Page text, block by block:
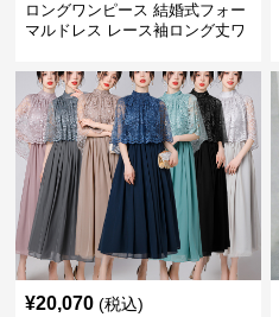
ロングワンピース 結婚式フォー
マルドレス レース袖ロング丈ワ
¥20,070 (税込)